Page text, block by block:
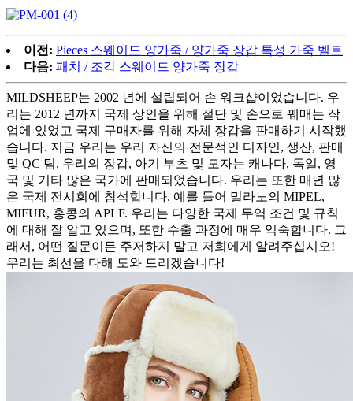
이전: Pieces 스웨이드 양가죽 / 양가죽 장갑 특성 가죽 벨트
다음: 패치 / 조각 스웨이드 양가죽 장갑
MILDSHEEP는 2002 년에 설립되어 손 워크샵이었습니다. 우
리는 2012 년까지 국제 상인을 위해 절단 및 손으로 꿰매는 작
업에 있었고 국제 구매자를 위해 자체 장갑을 판매하기 시작했
습니다. 지금 우리는 우리 자신의 전문적인 디자인, 생산, 판매
및 QC 팀, 우리의 장갑, 아기 부츠 및 모자는 캐나다, 독일, 영
국 및 기타 많은 국가에 판매되었습니다. 우리는 또한 매년 많
은 국제 전시회에 참석합니다. 예를 들어 밀라노의 MIPEL,
MIFUR, 홍콩의 APLF. 우리는 다양한 국제 무역 조건 및 규칙
에 대해 잘 알고 있으며, 또한 수출 과정에 매우 익숙합니다. 그
래서, 어떤 질문이든 주저하지 말고 저희에게 알려주십시오!
우리는 최선을 다해 도와 드리겠습니다!